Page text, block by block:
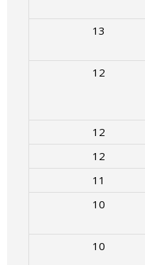
13
12
12
12
11
10
10